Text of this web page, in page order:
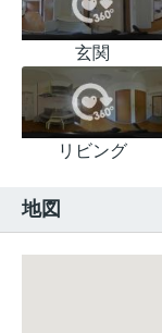
玄関
リビング
地図